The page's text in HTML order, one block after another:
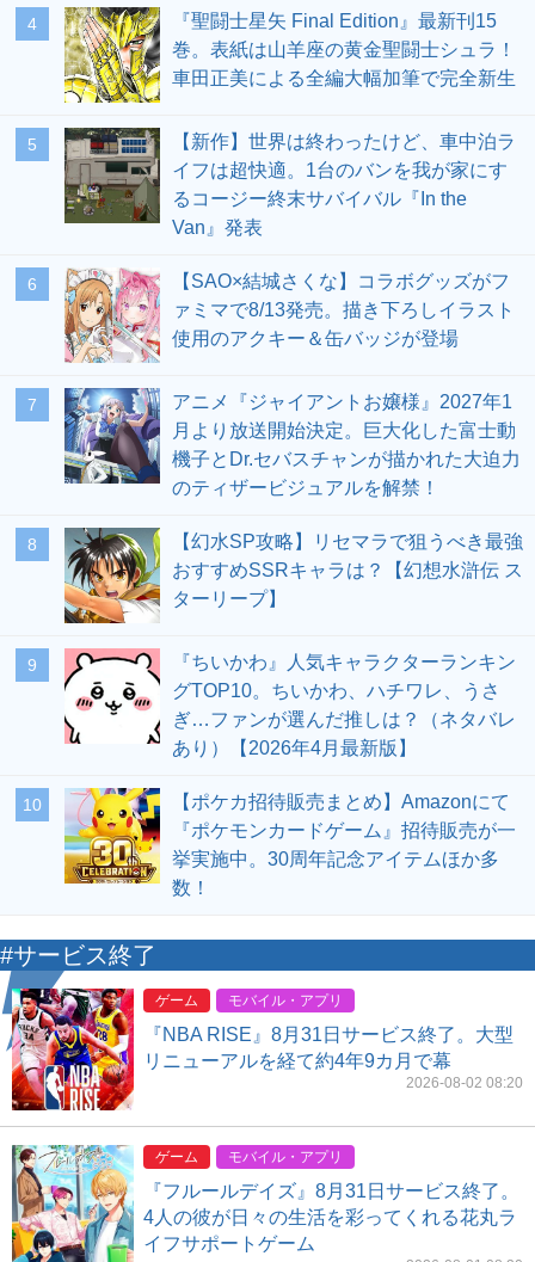
4
『聖闘士星矢 Final Edition』最新刊15
巻。表紙は山羊座の黄金聖闘士シュラ！
車田正美による全編大幅加筆で完全新生
5
【新作】世界は終わったけど、車中泊ラ
イフは超快適。1台のバンを我が家にす
るコージー終末サバイバル『In the
Van』発表
6
【SAO×結城さくな】コラボグッズがフ
ァミマで8/13発売。描き下ろしイラスト
使用のアクキー＆缶バッジが登場
7
アニメ『ジャイアントお嬢様』2027年1
月より放送開始決定。巨大化した富士動
機子とDr.セバスチャンが描かれた大迫力
のティザービジュアルを解禁！
8
【幻水SP攻略】リセマラで狙うべき最強
おすすめSSRキャラは？【幻想水滸伝 ス
ターリープ】
9
『ちいかわ』人気キャラクターランキン
グTOP10。ちいかわ、ハチワレ、うさ
ぎ…ファンが選んだ推しは？（ネタバレ
あり）【2026年4月最新版】
10
【ポケカ招待販売まとめ】Amazonにて
『ポケモンカードゲーム』招待販売が一
挙実施中。30周年記念アイテムほか多
数！
#サービス終了
ゲーム モバイル・アプリ
『NBA RISE』8月31日サービス終了。大型
リニューアルを経て約4年9カ月で幕
2026-08-02 08:20
ゲーム モバイル・アプリ
『フルールデイズ』8月31日サービス終了。
4人の彼が日々の生活を彩ってくれる花丸ラ
イフサポートゲーム